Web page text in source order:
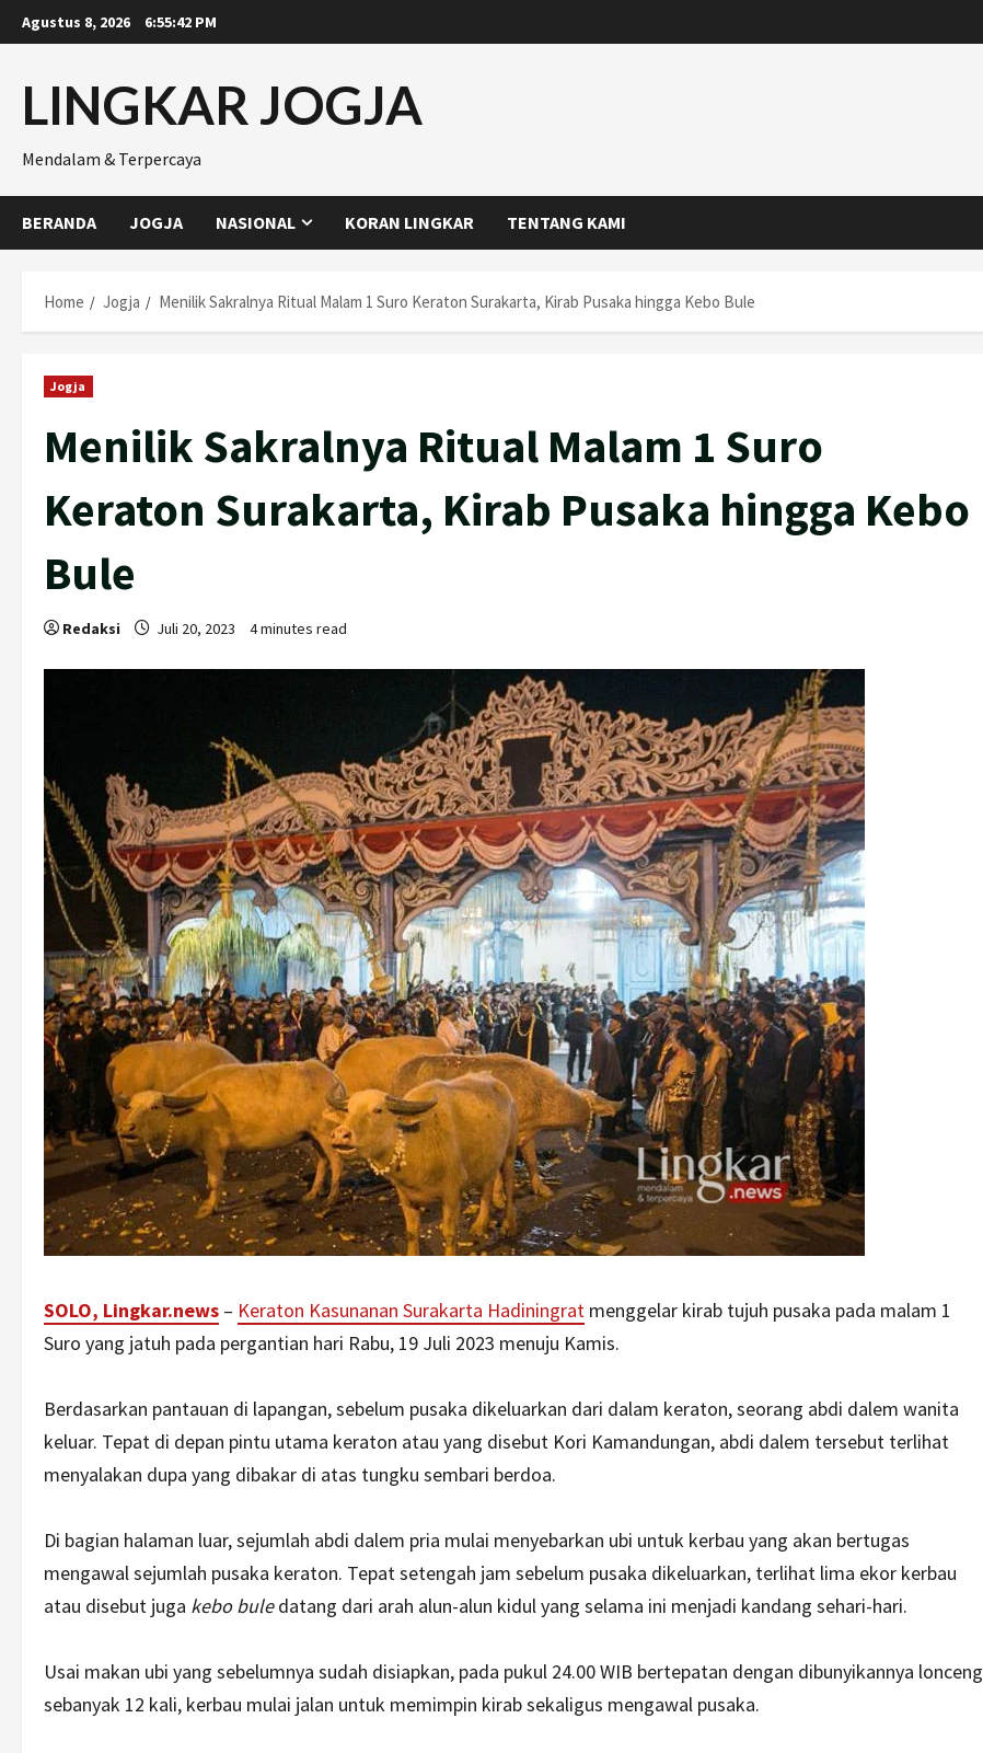
Skip
to
Agustus 8, 2026 6:55:42 PM
LINGKAR JOGJA
Mendalam & Terpercaya
BERANDA JOGJA NASIONAL KORAN LINGKAR TENTANG KAMI
Home Jogja Menilik Sakralnya Ritual Malam 1 Suro Keraton Surakarta, Kirab Pusaka hingga Kebo Bule
Jogja
Menilik Sakralnya Ritual Malam 1 Suro
Keraton Surakarta, Kirab Pusaka hingga Kebo
Bule
Redaksi Juli 20, 2023 4 minutes read
SOLO, Lingkar.news – Keraton Kasunanan Surakarta Hadiningrat menggelar kirab tujuh pusaka pada malam 1
Suro yang jatuh pada pergantian hari Rabu, 19 Juli 2023 menuju Kamis.
Berdasarkan pantauan di lapangan, sebelum pusaka dikeluarkan dari dalam keraton, seorang abdi dalem wanita
keluar. Tepat di depan pintu utama keraton atau yang disebut Kori Kamandungan, abdi dalem tersebut terlihat
menyalakan dupa yang dibakar di atas tungku sembari berdoa.
Di bagian halaman luar, sejumlah abdi dalem pria mulai menyebarkan ubi untuk kerbau yang akan bertugas
mengawal sejumlah pusaka keraton. Tepat setengah jam sebelum pusaka dikeluarkan, terlihat lima ekor kerbau
atau disebut juga kebo buledatang dari arah alun-alun kidul yang selama ini menjadi kandang sehari-hari.
Usai makan ubi yang sebelumnya sudah disiapkan, pada pukul 24.00 WIB bertepatan dengan dibunyikannya lonceng
sebanyak 12 kali, kerbau mulai jalan untuk memimpin kirab sekaligus mengawal pusaka.